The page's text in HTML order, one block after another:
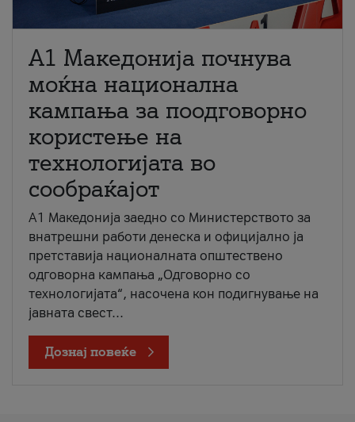
A1 Македонија почнува
моќна национална
кампања за поодговорно
користење на
технологијата во
сообраќајот
A1 Македонија заедно со Министерството за
внатрешни работи денеска и официјално ја
претставија националната општествено
одговорна кампања „Одговорно со
технологијата“, насочена кон подигнување на
јавната свест...
Дознај повеќе